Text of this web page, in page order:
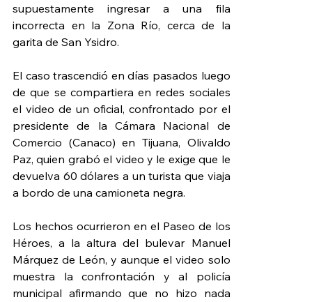
supuestamente ingresar a una fila
incorrecta en la Zona Río, cerca de la
garita de San Ysidro.
El caso trascendió en días pasados luego
de que se compartiera en redes sociales
el video de un oficial, confrontado por el
presidente de la Cámara Nacional de
Comercio (Canaco) en Tijuana, Olivaldo
Paz, quien grabó el video y le exige que le
devuelva 60 dólares a un turista que viaja
a bordo de una camioneta negra.
Los hechos ocurrieron en el Paseo de los
Héroes, a la altura del bulevar Manuel
Márquez de León, y aunque el video solo
muestra la confrontación y al policía
municipal afirmando que no hizo nada